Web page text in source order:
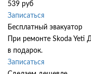
539 руб
Записаться
Бесплатный эвакуатор
При ремонте Skoda
в подарок.
Записаться